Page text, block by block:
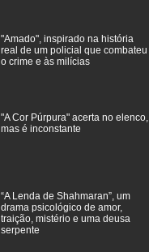
"Amado", inspirado na história
real de um policial que combateu
o crime e às milícias
"A Cor Púrpura" acerta no elenco,
mas é inconstante
“A Lenda de Shahmaran”, um
drama psicológico de amor,
traição, mistério e uma deusa
serpente